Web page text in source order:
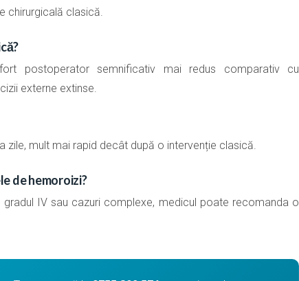
chirurgicală clasică.
postoperator semnificativ mai redus comparativ cu
externe extinse.
zile, mult mai rapid decât după o intervenție clasică.
de hemoroizi?
IV sau cazuri complexe, medicul poate recomanda o